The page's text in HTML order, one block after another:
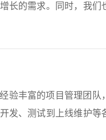
长的需求。同时，我
丰富的项目管理团队
发、测试到上线维护等